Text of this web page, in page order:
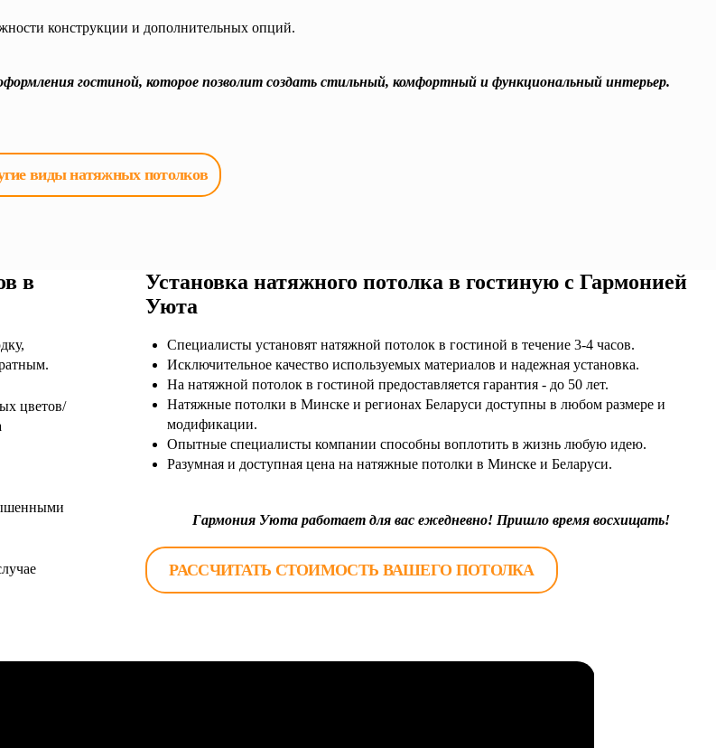
конструкции и дополнительных опций.
гостиной, которое позволит создать стильный, комфортный и функциональный интерьер.
виды натяжных потолков
в
цветов/
Установка натяжного потолка в гостиную с Гармонией
Уюта
Специалисты установят натяжной потолок в гостиной в течение 3-4 часов.
Исключительное качество используемых материалов и надежная установка.
На натяжной потолок в гостиной предоставляется гарантия - до 50 лет.
Натяжные потолки в Минске и регионах Беларуси доступны в любом размере и
модификации.
Опытные специалисты компании способны воплотить в жизнь любую идею.
Разумная и доступная цена на натяжные потолки в Минске и Беларуси.
Гармония Уюта работает для вас ежедневно! Пришло время восхищать!
РАССЧИТАТЬ СТОИМОСТЬ ВАШЕГО ПОТОЛКА